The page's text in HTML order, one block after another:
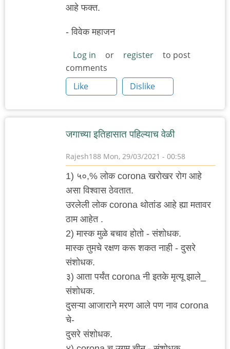
आहे फक्त.
- विवेक महाजन
Log in or register
to post
comments
Like
Dislike
जगाच्या इतिहासात पहिल्याच वेळी
Rajesh188 Mon, 29/03/2021 - 00:58
1) ५०,% लोक corona खरोखर रोग आहे
असा विश्वास ठेवतात.
उरलेली लोक corona थोतांड आहे ह्या मतावर
ठाम आहेत .
2) मास्क मुळे बचाव होतो - संशोधक.
मास्क तुमचे रक्षण करू शकत नाही - दुसरे
संशोधक.
३) आता पर्यंत corona नी इतके मृत्यू झाले_
संशोधक.
दुसऱ्या आजाराने मरण आले पण नाव corona
चे-
दुसरे संशोधक.